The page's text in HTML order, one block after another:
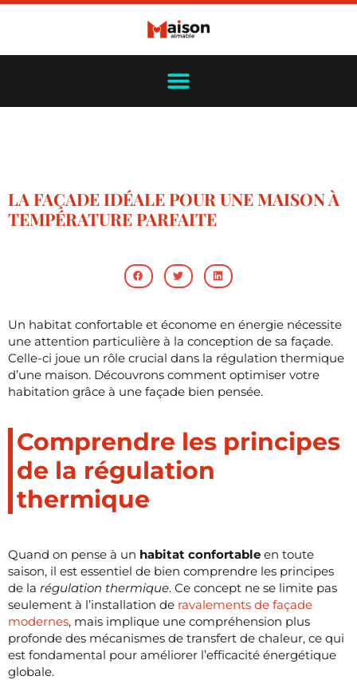
LA FAÇADE IDÉALE POUR UNE MAISON À
TEMPÉRATURE PARFAITE
Un habitat confortable et économe en énergie nécessite
une attention particulière à la conception de sa façade.
Celle-ci joue un rôle crucial dans la régulation thermique
d’une maison. Découvrons comment optimiser votre
habitation grâce à une façade bien pensée.
Comprendre les principes
de la régulation
thermique
Quand on pense à un habitat confortable en toute
saison, il est essentiel de bien comprendre les principes
de la régulation thermique. Ce concept ne se limite pas
seulement à l’installation de ravalements de façade
modernes, mais implique une compréhension plus
profonde des mécanismes de transfert de chaleur, ce qui
est fondamental pour améliorer l’efficacité énergétique
globale.